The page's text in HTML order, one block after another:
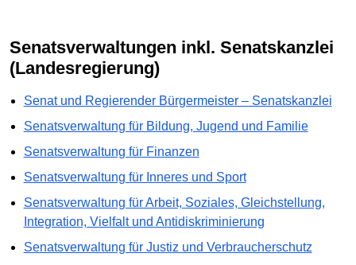
Senatsverwaltungen inkl. Senatskanzlei
(Landesregierung)
Senat und Regierender Bürgermeister – Senatskanzlei
Senatsverwaltung für Bildung, Jugend und Familie
Senatsverwaltung für Finanzen
Senatsverwaltung für Inneres und Sport
Senatsverwaltung für Arbeit, Soziales, Gleichstellung,
Integration, Vielfalt und Antidiskriminierung
Senatsverwaltung für Justiz und Verbraucherschutz